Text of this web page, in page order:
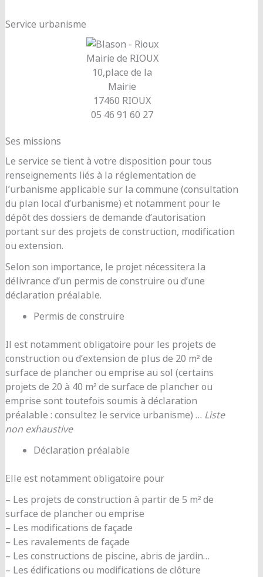
Service urbanisme
Mairie de RIOUX
10,place de la
Mairie
17460 RIOUX
05 46 91 60 27
Ses missions
Le service se tient à votre disposition pour tous
renseignements liés à la réglementation de
l’urbanisme applicable sur la commune (consultation
du plan local d’urbanisme) et notamment pour le
dépôt des dossiers de demande d’autorisation
portant sur des projets de construction, modification
ou extension.
Selon son importance, le projet nécessitera la
délivrance d’un permis de construire ou d’une
déclaration préalable.
Permis de construire
Il est notamment obligatoire pour les projets de
construction ou d’extension de plus de 20 m² de
surface de plancher ou emprise au sol (certains
projets de 20 à 40 m² de surface de plancher ou
emprise sont toutefois soumis à déclaration
préalable : consultez le service urbanisme) … Liste
non exhaustive
Déclaration préalable
Elle est notamment obligatoire pour
– Les projets de construction à partir de 5 m² de
surface de plancher ou emprise
– Les modifications de façade
– Les ravalements de façade
– Les constructions de piscine, abris de jardin…
– Les édifications ou modifications de clôture